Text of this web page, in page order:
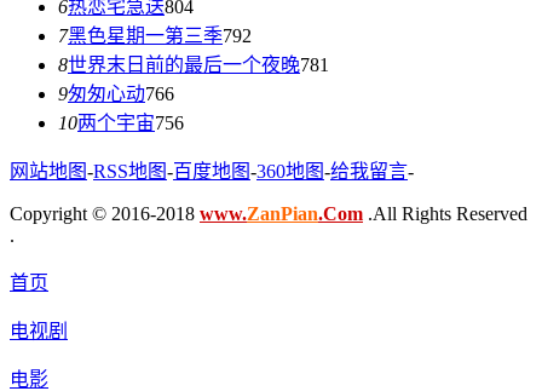
6热恋宅急送804
7黑色星期一第三季792
8世界末日前的最后一个夜晚781
9匆匆心动766
10两个宇宙756
网站地图-RSS地图-百度地图-360地图-给我留言-
Copyright © 2016-2018 www.ZanPian.Com .All Rights Reserved
.
首页
电视剧
电影